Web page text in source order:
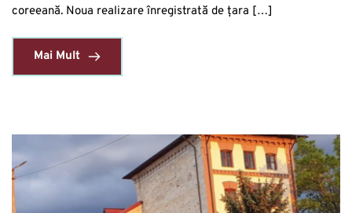
coreeană. Noua realizare înregistrată de țara […]
Mai Mult